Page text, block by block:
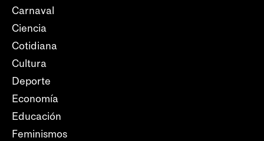
Carnaval
Ciencia
Cotidiana
Cultura
Deporte
Economía
Educación
Feminismos